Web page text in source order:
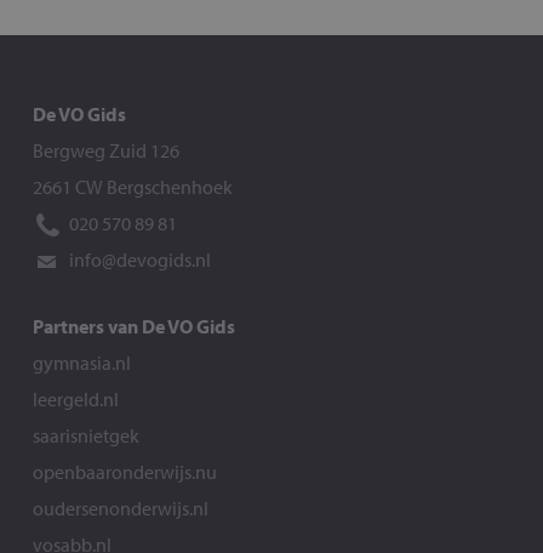
De VO Gids
Bergweg Zuid 126
2661 CW Bergschenhoek
020 570 89 81
info@devogids.nl
Partners van De VO Gids
gymnasia.nl
leergeld.nl
saarisnietgek
openbaaronderwijs.nu
oudersenonderwijs.nl
vosabb.nl